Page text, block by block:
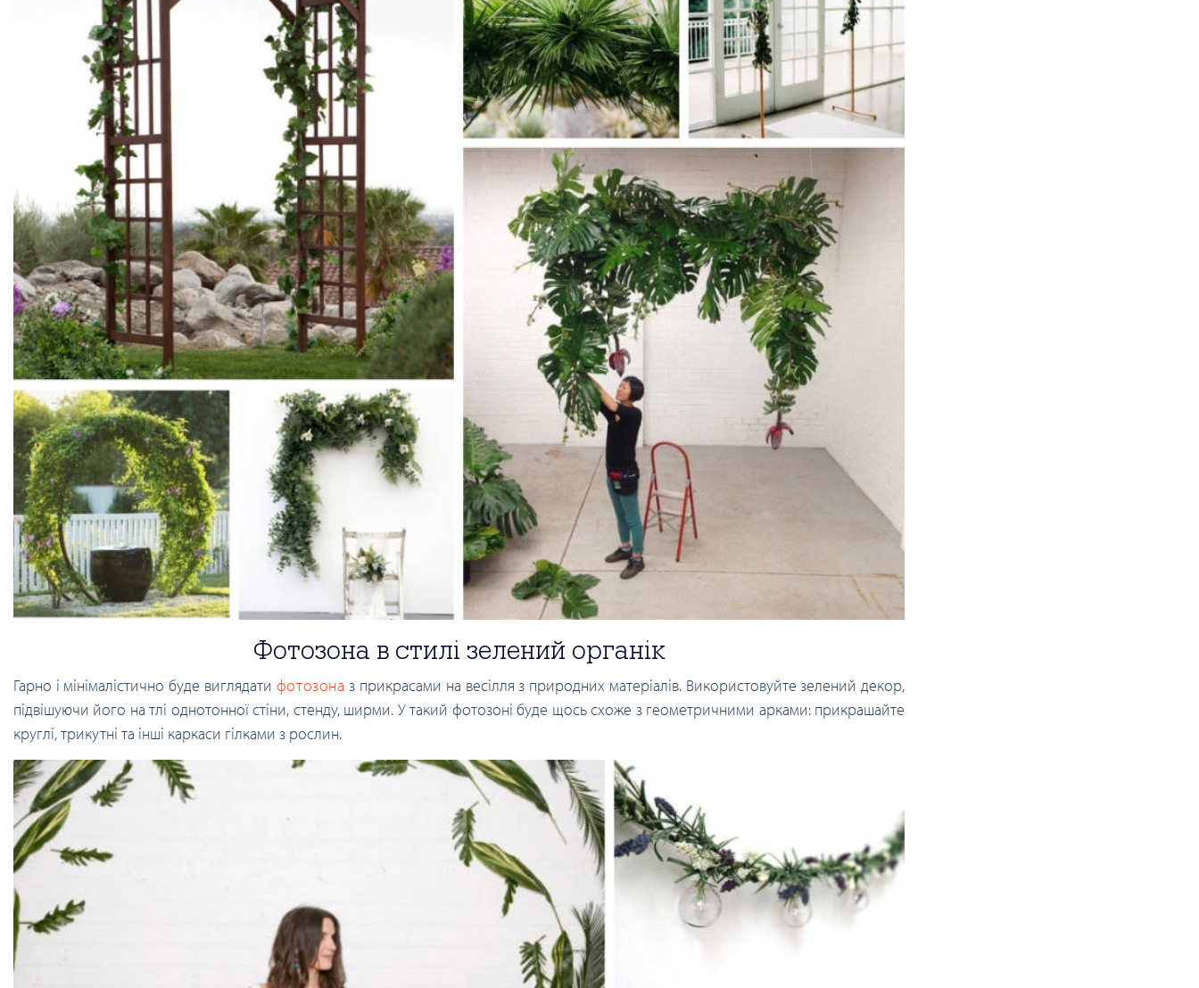
Фотозона в стилі зелений органік
Гарно і мінімалістично буде виглядати фотозона з прикрасами на весілля з природних матеріалів. Використовуйте зелений декор,
підвішуючи його на тлі однотонної стіни, стенду, ширми. У такий фотозоні буде щось схоже з геометричними арками: прикрашайте
круглі, трикутні та інші каркаси гілками з рослин.